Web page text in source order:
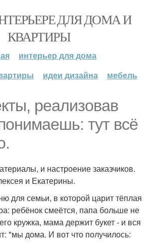
ДЛЯ ДОМА И
КВАРТИРЫ
интерьер для дома
идеи дизайна мебель
реализовав
тут всё
и настроение заказчиков.
и Екатерины.
для семьи, в которой царит тёплая
ребёнок смеётся, папа больше не
кружка, мама держит букет - и вся
"мы дома. И вот что получилось: